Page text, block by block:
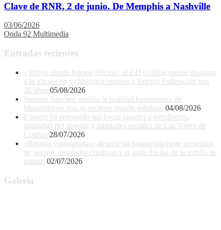
Clave de RNR, 2 de junio. De Memphis a Nashville
03/06/2026
Onda 92 Multimedia
Entradas recientes
«Volver donde fuimos felices»: el CD Cotillas quiere ilusionar
a la afición en su histórico regreso a Tercera Federación tras
28 años 05/08/2026
Joaquín Sánchez analiza la realidad humanitaria de
Mozambique tras su reciente misión solidaria 04/08/2026
Fripozo ha entregado sus becas anuales a estudiantes,
promesas del deporte y entidades sociales de Las Torres de
Cotillas 28/07/2026
«Recetas compartidas» despide su temporada entre recuerdos
de verano, ensaladas creativas y el gran dilema de la tortilla de
patatas 02/07/2026
Galería